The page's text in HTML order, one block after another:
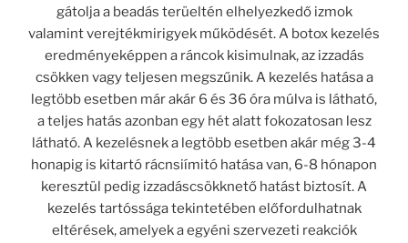
gátolja a beadás terüeltén elhelyezkedő izmok
valamint verejtékmirigyek működését. A botox kezelés
eredményeképpen a ráncok kisimulnak, az izzadás
csökken vagy teljesen megszűnik. A kezelés hatása a
legtöbb esetben már akár 6 és 36 óra múlva is látható,
a teljes hatás azonban egy hét alatt fokozatosan lesz
látható. A kezelésnek a legtöbb esetben akár még 3-4
honapig is kitartó rácnsiímitó hatása van, 6-8 hónapon
keresztül pedig izzadáscsökknető hatást biztosít. A
kezelés tartóssága tekintetében előfordulhatnak
eltérések, amelyek a egyéni szervezeti reakciók